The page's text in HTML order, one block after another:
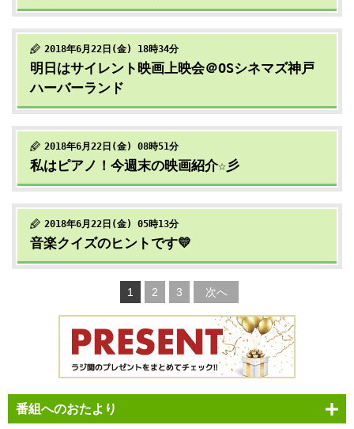
2018年6月22日(金) 18時34分
明日はサイレント映画上映会＠OSシネマズ神戸
ハーバーランド
2018年6月22日(金) 08時51分
私はピアノ！今週末の映画紹介☆彡
2018年6月22日(金) 05時13分
音楽クイズのヒントです💛
1 2 3 次へ
番組へのおたより